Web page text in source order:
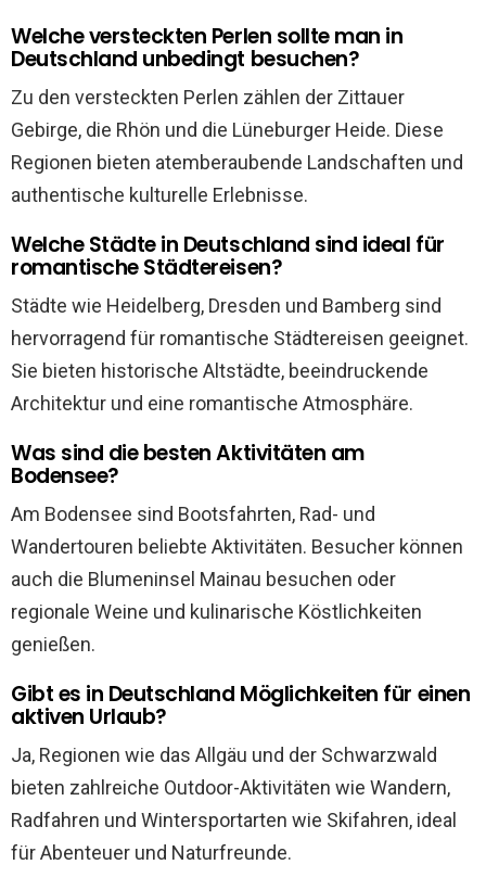
Welche versteckten Perlen sollte man in
Deutschland unbedingt besuchen?
Zu den versteckten Perlen zählen der Zittauer
Gebirge, die Rhön und die Lüneburger Heide. Diese
Regionen bieten atemberaubende Landschaften und
authentische kulturelle Erlebnisse.
Welche Städte in Deutschland sind ideal für
romantische Städtereisen?
Städte wie Heidelberg, Dresden und Bamberg sind
hervorragend für romantische Städtereisen geeignet.
Sie bieten historische Altstädte, beeindruckende
Architektur und eine romantische Atmosphäre.
Was sind die besten Aktivitäten am
Bodensee?
Am Bodensee sind Bootsfahrten, Rad- und
Wandertouren beliebte Aktivitäten. Besucher können
auch die Blumeninsel Mainau besuchen oder
regionale Weine und kulinarische Köstlichkeiten
genießen.
Gibt es in Deutschland Möglichkeiten für einen
aktiven Urlaub?
Ja, Regionen wie das Allgäu und der Schwarzwald
bieten zahlreiche Outdoor-Aktivitäten wie Wandern,
Radfahren und Wintersportarten wie Skifahren, ideal
für Abenteuer und Naturfreunde.